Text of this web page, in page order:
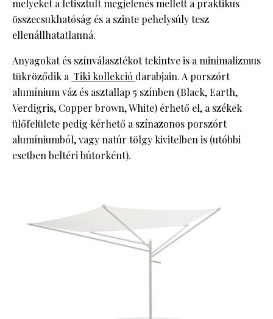
melyeket a letisztult megjelenés mellett a praktikus
összecsukhatóság és a szinte pehelysúly tesz
ellenállhatatlanná.
Anyagokat és színválasztékot tekintve is a minimalizmus
tükröződik a Tiki kollekció darabjain. A porszórt
alumínium váz és asztallap 5 színben (Black, Earth,
Verdigris, Copper brown, White) érhető el, a székek
ülőfelülete pedig kérhető a színazonos porszórt
alumíniumból, vagy natúr tölgy kivitelben is (utóbbi
esetben beltéri bútorként).